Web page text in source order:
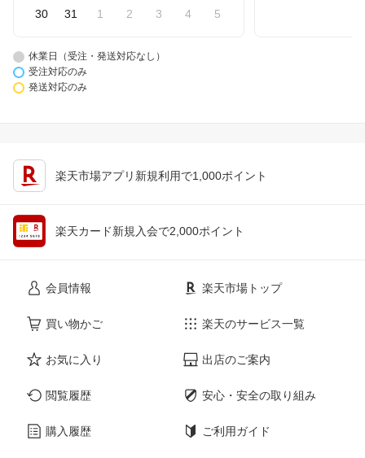
30 31 1 2 3 4 5
休業日（受注・発送対応なし）
受注対応のみ
発送対応のみ
楽天市場アプリ新規利用で1,000ポイント
楽天カード新規入会で2,000ポイント
会員情報
買い物かご
お気に入り
閲覧履歴
購入履歴
楽天市場トップ
楽天のサービス一覧
出店のご案内
安心・安全の取り組み
ご利用ガイド